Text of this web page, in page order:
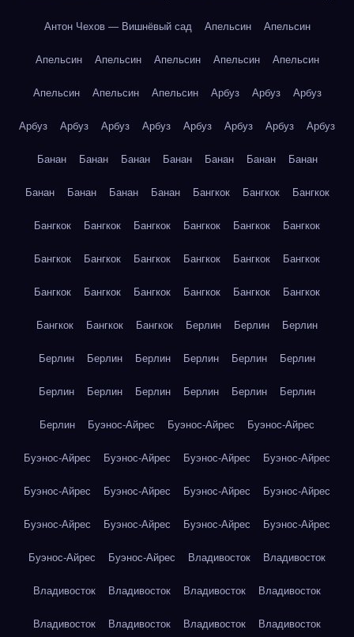
Антон Чехов — Вишнёвый сад Апельсин Апельсин
Апельсин Апельсин Апельсин Апельсин Апельсин
Апельсин Апельсин Апельсин Арбуз Арбуз Арбуз
Арбуз Арбуз Арбуз Арбуз Арбуз Арбуз Арбуз Арбуз
Банан Банан Банан Банан Банан Банан Банан
Банан Банан Банан Банан Бангкок Бангкок Бангкок
Бангкок Бангкок Бангкок Бангкок Бангкок Бангкок
Бангкок Бангкок Бангкок Бангкок Бангкок Бангкок
Бангкок Бангкок Бангкок Бангкок Бангкок Бангкок
Бангкок Бангкок Бангкок Берлин Берлин Берлин
Берлин Берлин Берлин Берлин Берлин Берлин
Берлин Берлин Берлин Берлин Берлин Берлин
Берлин Буэнос-Айрес Буэнос-Айрес Буэнос-Айрес
Буэнос-Айрес Буэнос-Айрес Буэнос-Айрес Буэнос-Айрес
Буэнос-Айрес Буэнос-Айрес Буэнос-Айрес Буэнос-Айрес
Буэнос-Айрес Буэнос-Айрес Буэнос-Айрес Буэнос-Айрес
Буэнос-Айрес Буэнос-Айрес Владивосток Владивосток
Владивосток Владивосток Владивосток Владивосток
Владивосток Владивосток Владивосток Владивосток